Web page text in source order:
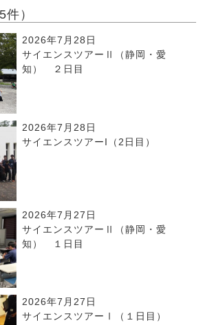
）
2026年7月28日
サイエンスツアーⅡ（静岡・愛
知） ２日目
2026年7月28日
サイエンスツアーI（2日目）
2026年7月27日
サイエンスツアーⅡ（静岡・愛
知） １日目
2026年7月27日
サイエンスツアーⅠ（１日目）